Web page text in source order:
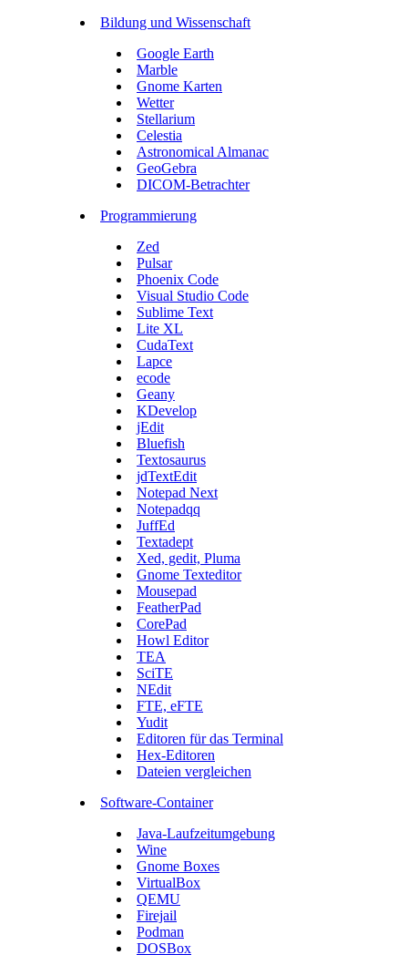
Bildung und Wissenschaft
Google Earth
Marble
Gnome Karten
Wetter
Stellarium
Celestia
Astronomical Almanac
GeoGebra
DICOM-Betrachter
Programmierung
Zed
Pulsar
Phoenix Code
Visual Studio Code
Sublime Text
Lite XL
CudaText
Lapce
ecode
Geany
KDevelop
jEdit
Bluefish
Textosaurus
jdTextEdit
Notepad Next
Notepadqq
JuffEd
Textadept
Xed, gedit, Pluma
Gnome Texteditor
Mousepad
FeatherPad
CorePad
Howl Editor
TEA
SciTE
NEdit
FTE, eFTE
Yudit
Editoren für das Terminal
Hex-Editoren
Dateien vergleichen
Software-Container
Java-Laufzeitumgebung
Wine
Gnome Boxes
VirtualBox
QEMU
Firejail
Podman
DOSBox